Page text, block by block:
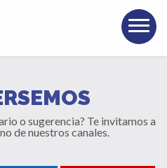
o sugerencia? Te invitamos a
de nuestros canales.